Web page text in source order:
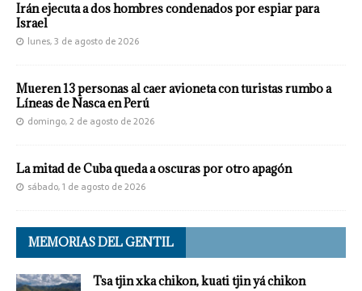
Irán ejecuta a dos hombres condenados por espiar para
Israel
lunes, 3 de agosto de 2026
Mueren 13 personas al caer avioneta con turistas rumbo a
Líneas de Nasca en Perú
domingo, 2 de agosto de 2026
La mitad de Cuba queda a oscuras por otro apagón
sábado, 1 de agosto de 2026
MEMORIAS DEL GENTIL
Tsa tjin xka chikon, kuati tjin yá chikon